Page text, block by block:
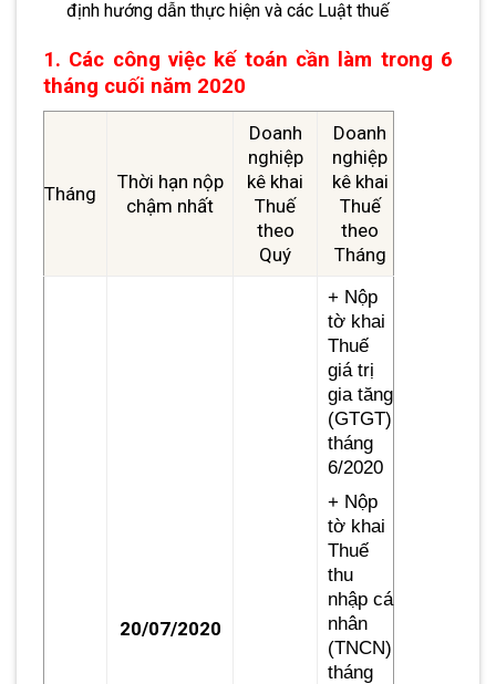
định hướng dẫn thực hiện và các Luật thuế
1. Các công việc kế toán cần làm trong 6
tháng cuối năm 2020
Tháng
Thời hạn nộp
chậm nhất
Doanh
nghiệp
kê khai
Thuế
theo
Quý
Doanh
nghiệp
kê khai
Thuế
theo
Tháng
20/07/2020
+ Nộp
tờ khai
Thuế
giá trị
gia tăng
(GTGT)
tháng
6/2020
+ Nộp
tờ khai
Thuế
thu
nhập cá
nhân
(TNCN)
tháng